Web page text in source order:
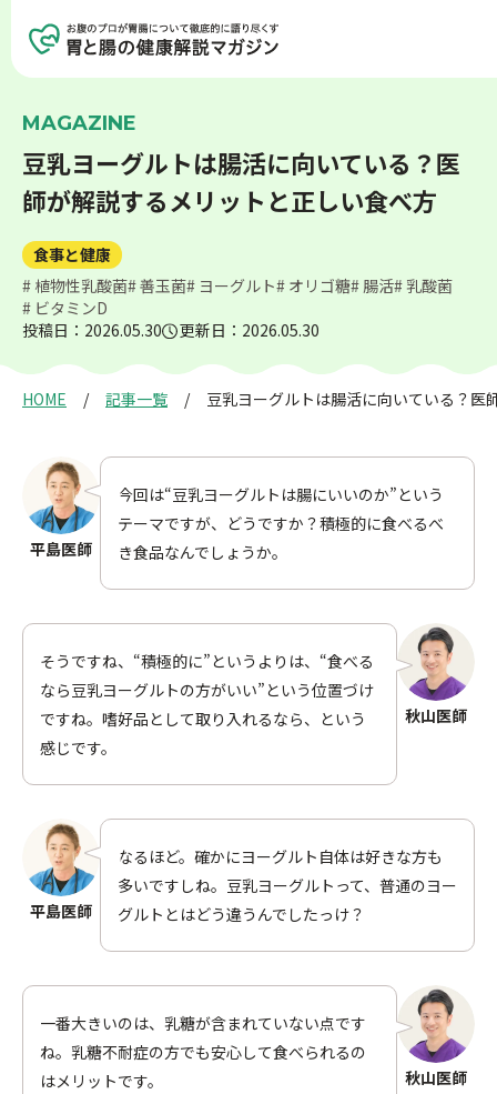
胃の健康 腸の健康
癌について 生活習慣病
アンチエイジング 検査について
食事と健康
サプリと健康
医師紹介運営会社
MAGAZINE
豆乳ヨーグルトは腸活に向いている？医
師が解説するメリットと正しい食べ方
食事と健康
# 植物性乳酸菌# 善玉菌# ヨーグルト# オリゴ糖# 腸活# 乳酸菌
# ビタミンD
投稿日：2026.05.30
更新日：2026.05.30
HOME 記事一覧 豆乳ヨーグルトは腸活に向いている？医
平島医師
今回は“豆乳ヨーグルトは腸にいいのか”という
テーマですが、どうですか？積極的に食べるべ
き食品なんでしょうか。
秋山医師
そうですね、“積極的に”というよりは、“食べる
なら豆乳ヨーグルトの方がいい”という位置づけ
ですね。嗜好品として取り入れるなら、という
感じです。
平島医師
なるほど。確かにヨーグルト自体は好きな方も
多いですしね。豆乳ヨーグルトって、普通のヨー
グルトとはどう違うんでしたっけ？
秋山医師
一番大きいのは、乳糖が含まれていない点です
ね。乳糖不耐症の方でも安心して食べられるの
はメリットです。